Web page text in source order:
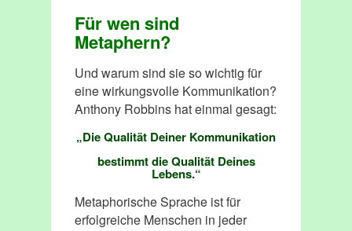
Für wen sind
Metaphern?
Und warum sind sie so wichtig für
eine wirkungsvolle Kommunikation?
Anthony Robbins hat einmal gesagt:
„Die Qualität Deiner Kommunikation
bestimmt die Qualität Deines
Lebens.“
Metaphorische Sprache ist für
erfolgreiche Menschen in jeder